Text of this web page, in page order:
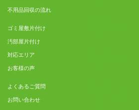
不用品回収の流れ
ゴミ屋敷片付け
汚部屋片付け
対応エリア
お客様の声
よくあるご質問
お問い合わせ